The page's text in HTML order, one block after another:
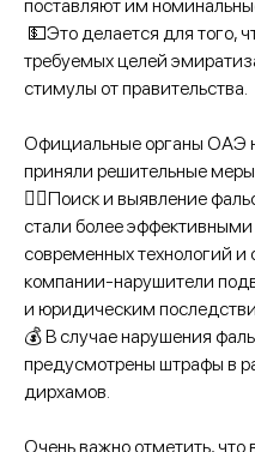
поставляют им
💵Это делается для того,
требуемых целей
стимулы от правительства.
Официальные органы ОАЭ
приняли решительные
🕵️‍♂️Поиск и выявление
стали более
современных технологий и
компании-нарушители
и юридическим
💰 В случае нарушения
предусмотрены штрафы в
дирхамов.
Очень важно отметить,